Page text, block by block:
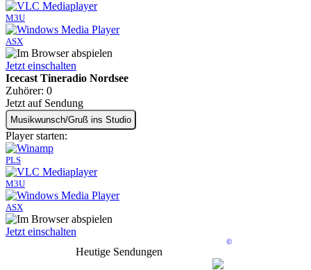
M3U
ASX
Jetzt einschalten
Icecast Tineradio Nordsee
Zuhörer: 0
Jetzt auf Sendung
Musikwunsch/Gruß ins Studio
Player starten:
PLS
M3U
ASX
Jetzt einschalten
©
Heutige Sendungen